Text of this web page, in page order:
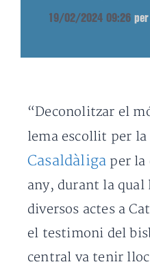
19/02/2024 09:26 per
“Deconolitzar el
lema escollit per la
Casaldàliga per la
any, durant la qual
diversos actes a
el testimoni del
central va tenir lloc